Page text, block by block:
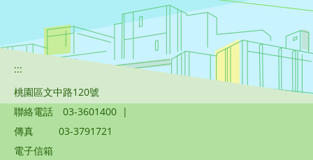
:::
桃園區文中路120號
聯絡電話
03-3601400 |
傳真
03-3791721
電子信箱